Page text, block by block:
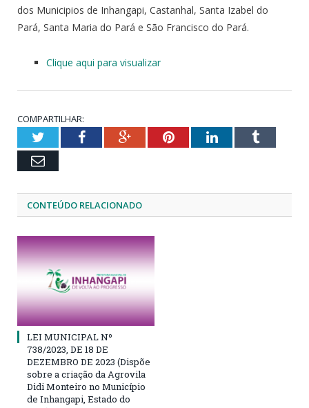
dos Municipios de Inhangapi, Castanhal, Santa Izabel do
Pará, Santa Maria do Pará e São Francisco do Pará.
Clique aqui para visualizar
COMPARTILHAR:
TwitterFacebookGoogle+PinterestLinkedInTumblr
Email
CONTEÚDO RELACIONADO
LEI MUNICIPAL Nº
738/2023, DE 18 DE
DEZEMBRO DE 2023 (Dispõe
sobre a criação da Agrovila
Didi Monteiro no Município
de Inhangapi, Estado do